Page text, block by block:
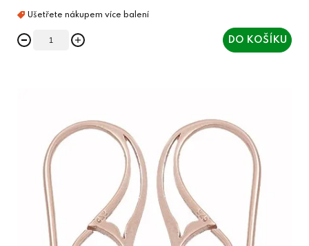
DO KOŠÍKU